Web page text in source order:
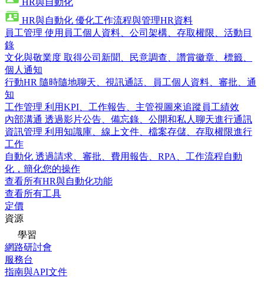
HR與自動化
HR與自動化 優化工作流程與管理HR資料
員工管理 使用員工個人資料、公司架構、存取權限、活動目
錄
文化與敬業度 取得公司新聞、民意調查、讚賞徽章、標籤、
個人通知
行動HR 隨時隨地聊天、視訊通話、員工個人資料、審批、通
知
工作管理 利用KPI、工作報告、主管視圖來追蹤員工績效
內部溝通 透過影片公告、備忘錄、公開和私人聊天進行通訊
資訊管理 利用知識庫、線上文件、檔案存儲、存取權限進行
工作
自動化 透過請求、審批、費用報告、RPA、工作流程自動
化，簡化您的操作
查看所有HR與自動化功能
查看所有工具
定價
資源
學習
網路研討會
服務台
指南與API文件